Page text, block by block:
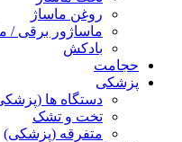
روغن ماساژ
ماساژور برقی /
بادکش
حجامت
پزشکی
دستگاه ها
تخت و تشک
متفرقه (پزشکی)